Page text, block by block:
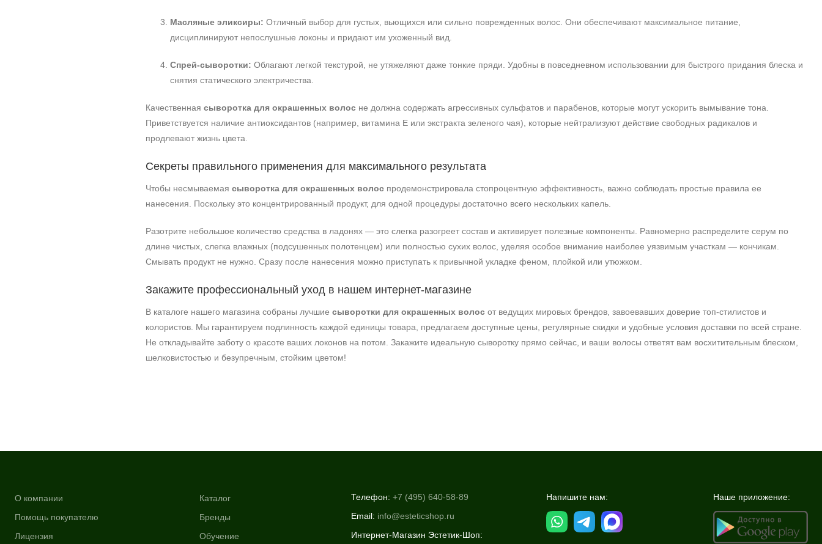
Масляные эликсиры: Отличный выбор для густых, вьющихся или сильно поврежденных волос. Они обеспечивают максимальное питание,
дисциплинируют непослушные локоны и придают им ухоженный вид.
Спрей-сыворотки: Облагают легкой текстурой, не утяжеляют даже тонкие пряди. Удобны в повседневном использовании для быстрого придания блеска и
снятия статического электричества.
Качественная сыворотка для окрашенных волос не должна содержать агрессивных сульфатов и парабенов, которые могут ускорить вымывание тона.
Приветствуется наличие антиоксидантов (например, витамина Е или экстракта зеленого чая), которые нейтрализуют действие свободных радикалов и
продлевают жизнь цвета.
Секреты правильного применения для максимального результата
Чтобы несмываемая сыворотка для окрашенных волос продемонстрировала стопроцентную эффективность, важно соблюдать простые правила ее
нанесения. Поскольку это концентрированный продукт, для одной процедуры достаточно всего нескольких капель.
Разотрите небольшое количество средства в ладонях — это слегка разогреет состав и активирует полезные компоненты. Равномерно распределите серум по
длине чистых, слегка влажных (подсушенных полотенцем) или полностью сухих волос, уделяя особое внимание наиболее уязвимым участкам — кончикам.
Смывать продукт не нужно. Сразу после нанесения можно приступать к привычной укладке феном, плойкой или утюжком.
Закажите профессиональный уход в нашем интернет-магазине
В каталоге нашего магазина собраны лучшие сыворотки для окрашенных волос от ведущих мировых брендов, завоевавших доверие топ-стилистов и
колористов. Мы гарантируем подлинность каждой единицы товара, предлагаем доступные цены, регулярные скидки и удобные условия доставки по всей стране.
Не откладывайте заботу о красоте ваших локонов на потом. Закажите идеальную сыворотку прямо сейчас, и ваши волосы ответят вам восхитительным блеском,
шелковистостью и безупречным, стойким цветом!
О компании
Помощь покупателю
Лицензия
Каталог
Бренды
Обучение
Телефон: +7 (495) 640-58-89
Email: info@esteticshop.ru
Интернет-Магазин Эстетик-Шоп:
Напишите нам: Наше приложение: